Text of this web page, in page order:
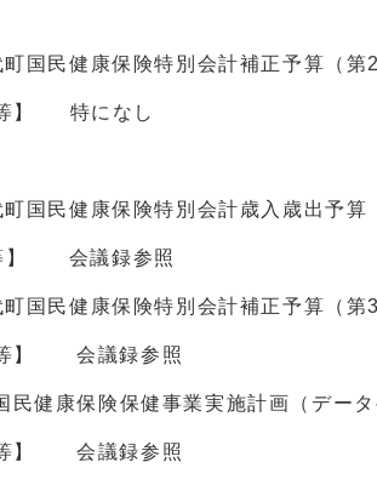
国民健康保険特別会計補正予算（第
】 特になし
国民健康保険特別会計歳入歳出予
】 会議録参照
国民健康保険特別会計補正予算（
】 会議録参照
健康保険保健事業実施計画（データ
】 会議録参照